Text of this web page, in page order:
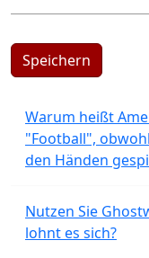
Speichern
Warum heißt
"Football",
den Händen
Nutzen Sie
lohnt es sich?